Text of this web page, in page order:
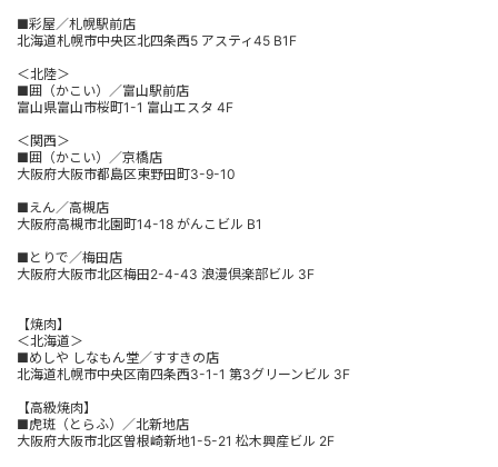
■彩屋／札幌駅前店
北海道札幌市中央区北四条西5 アスティ45 B1F
＜北陸＞
■囲（かこい）／富山駅前店
富山県富山市桜町1-1 富山エスタ 4F
＜関西＞
■囲（かこい）／京橋店
大阪府大阪市都島区東野田町3-9-10
■えん／高槻店
大阪府高槻市北園町14-18 がんこビル B1
■とりで／梅田店
大阪府大阪市北区梅田2-4-43 浪漫倶楽部ビル 3F
【焼肉】
＜北海道＞
■めしや しなもん堂／すすきの店
北海道札幌市中央区南四条西3-1-1 第3グリーンビル 3F
【高級焼肉】
■虎斑（とらふ）／北新地店
大阪府大阪市北区曽根崎新地1-5-21 松木興産ビル 2F